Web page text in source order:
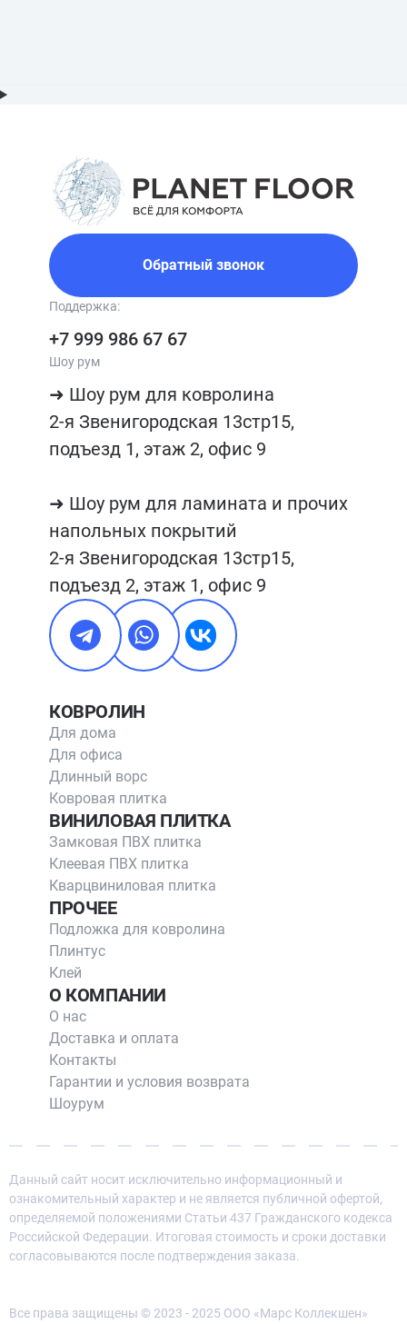
Обратный звонок
Поддержка:
+7 999 986 67 67
Шоу рум
➜ Шоу рум для ковролина
2-я Звенигородская 13стр15,
подъезд 1, этаж 2, офис 9
➜ Шоу рум для ламината и прочих
напольных покрытий
2-я Звенигородская 13стр15,
подъезд 2, этаж 1, офис 9
КОВРОЛИН
Для дома
Для офиса
Длинный ворс
Ковровая плитка
ВИНИЛОВАЯ ПЛИТКА
Замковая ПВХ плитка
Клеевая ПВХ плитка
Кварцвиниловая плитка
ПРОЧЕЕ
Подложка для ковролина
Плинтус
Клей
О КОМПАНИИ
О нас
Доставка и оплата
Контакты
Гарантии и условия возврата
Шоурум
Данный сайт носит исключительно информационный и
ознакомительный характер и не является публичной офертой,
определяемой положениями Статьи 437 Гражданского кодекса
Российской Федерации. Итоговая стоимость и сроки доставки
согласовываются после подтверждения заказа.
Все права защищены © 2023 - 2025 ООО «Марс Коллекшен»